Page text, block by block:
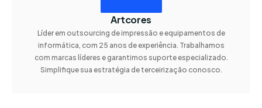
Artcores
Líder em outsourcing de impressão e equipamentos de
informática, com 25 anos de experiência. Trabalhamos
com marcas líderes e garantimos suporte especializado.
Simplifique sua estratégia de terceirização conosco.